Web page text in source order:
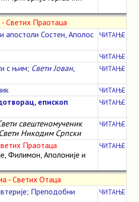
Светих Праотаца
апостоли Состен, Аполос
ЧИТАЊЕ
ЧИТАЊЕ
с њим; Свети Јован,
ЧИТАЊЕ
ЧИТАЊЕ
епископ
ЧИТАЊЕ
свештеномученик
Свети Никодим Српски
ЧИТАЊЕ
Праотаца
Филимон, Аполоније и
ЧИТАЊЕ
- Светих Отаца
; Преподобни
ЧИТАЊЕ